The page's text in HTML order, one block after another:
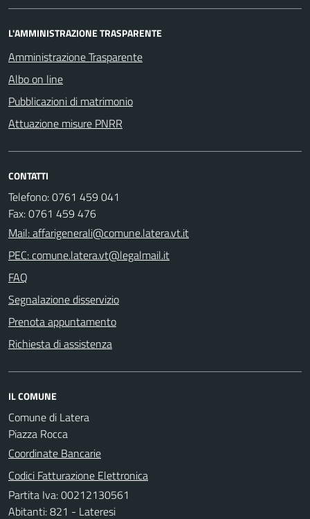
L'AMMINISTRAZIONE TRASPARENTE
Amministrazione Trasparente
Albo on line
Pubblicazioni di matrimonio
Attuazione misure PNRR
CONTATTI
Telefono: 0761 459 041
Fax: 0761 459 476
Mail: affarigenerali@comune.latera.vt.it
PEC: comune.latera.vt@legalmail.it
FAQ
Segnalazione disservizio
Prenota appuntamento
Richiesta di assistenza
IL COMUNE
Comune di Latera
Piazza Rocca
Coordinate Bancarie
Codici Fatturazione Elettronica
Partita Iva: 00212130561
Abitanti: 821 - Lateresi